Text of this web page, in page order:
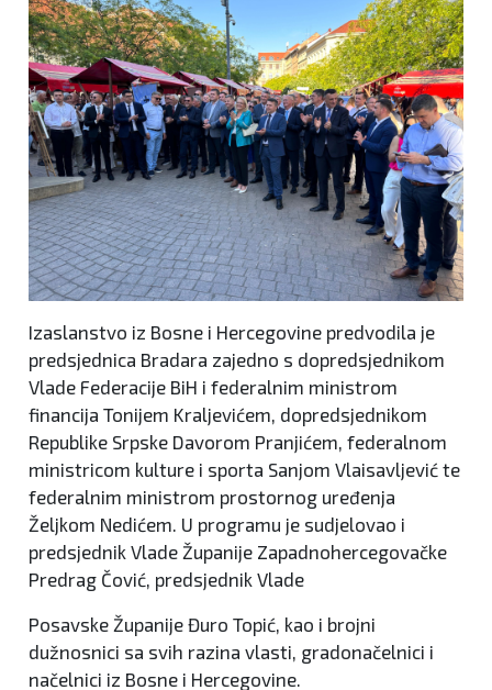
Izaslanstvo iz Bosne i Hercegovine predvodila je
predsjednica Bradara zajedno s dopredsjednikom
Vlade Federacije BiH i federalnim ministrom
financija Tonijem Kraljevićem, dopredsjednikom
Republike Srpske Davorom Pranjićem, federalnom
ministricom kulture i sporta Sanjom Vlaisavljević te
federalnim ministrom prostornog uređenja
Željkom Nedićem. U programu je sudjelovao i
predsjednik Vlade Županije Zapadnohercegovačke
Predrag Čović, predsjednik Vlade
Posavske Županije Đuro Topić, kao i brojni
dužnosnici sa svih razina vlasti, gradonačelnici i
načelnici iz Bosne i Hercegovine.